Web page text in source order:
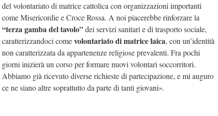
del volontariato di matrice cattolica con organizzazioni importanti
come Misericordie e Croce Rossa. A noi piacerebbe rinforzare la
“terza gamba del tavolo”dei servizi sanitari e di trasporto sociale,
caratterizzandoci comevolontariato di matrice laica, con un’identità
non caratterizzata da appartenenze religiose prevalenti. Fra pochi
giorni inizierà un corso per formare nuovi volontari soccorritori.
Abbiamo già ricevuto diverse richieste di partecipazione, e mi auguro
ce ne siano altre soprattutto da parte di tanti giovani».